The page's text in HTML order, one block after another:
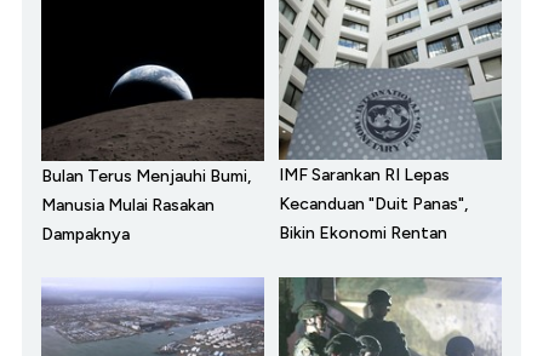
Bulan Terus Menjauhi Bumi,
Manusia Mulai Rasakan
Dampaknya
IMF Sarankan RI Lepas
Kecanduan "Duit Panas",
Bikin Ekonomi Rentan